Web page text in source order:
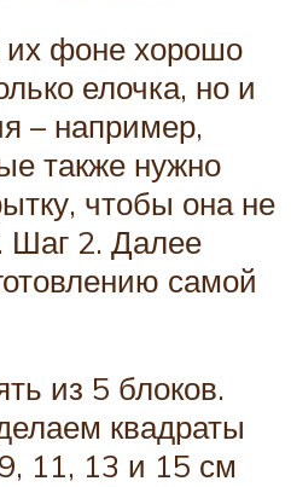
фоне хорошо
елочка, но и
– например,
также нужно
чтобы она не
Шаг 2. Далее
самой
из 5 блоков.
квадраты
11, 13 и 15 см